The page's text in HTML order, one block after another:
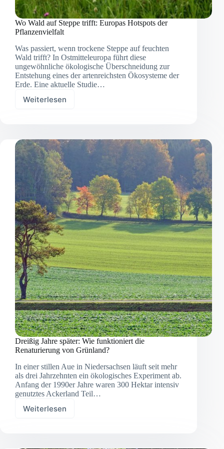
Wo Wald auf Steppe trifft: Europas Hotspots der
Pflanzenvielfalt
Was passiert, wenn trockene Steppe auf feuchten
Wald trifft? In Ostmitteleuropa führt diese
ungewöhnliche ökologische Überschneidung zur
Entstehung eines der artenreichsten Ökosysteme der
Erde. Eine aktuelle Studie…
Weiterlesen
Wo
trifft:
Europas
Hotspots
der
Pflanzenvielfalt
Dreißig Jahre später: Wie funktioniert die
Renaturierung von Grünland?
In einer stillen Aue in Niedersachsen läuft seit mehr
als drei Jahrzehnten ein ökologisches Experiment ab.
Anfang der 1990er Jahre waren 300 Hektar intensiv
genutztes Ackerland Teil…
Weiterlesen
Dreißig